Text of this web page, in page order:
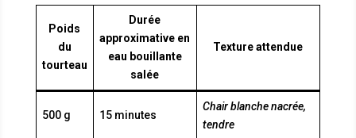
Poids
du
tourteau
Durée
approximative en
eau bouillante
salée
Texture attendue
500 g 15 minutes
Chair blanche nacrée,
tendre